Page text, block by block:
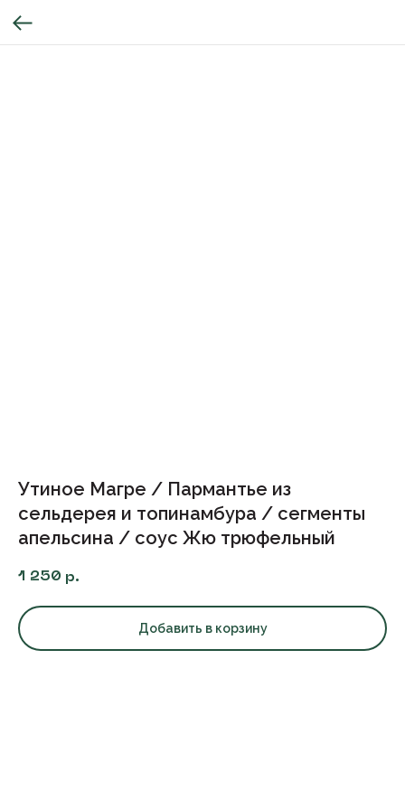
Утиное Магре / Пармантье из
сельдерея и топинамбура / сегменты
апельсина / соус Жю трюфельный
1 250 р.
Добавить в корзину